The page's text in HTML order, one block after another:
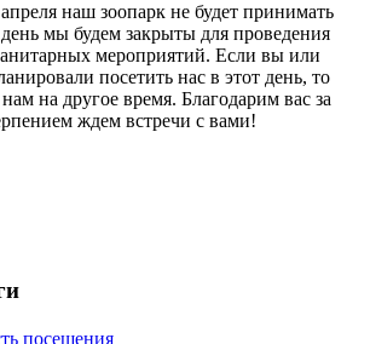
наш зоопарк не будет принимать
день мы будем закрыты для проведения
мероприятий. Если вы или
посетить нас в этот день, то
на другое время. Благодарим вас за
ждем встречи с вами!
посещения